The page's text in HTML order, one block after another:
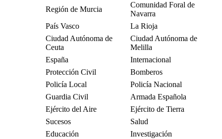
Región de Murcia
Comunidad Foral de
Navarra
País Vasco
La Rioja
Ciudad Autónoma de
Ceuta
Ciudad Autónoma de
Melilla
España
Internacional
Protección Civil
Bomberos
Policía Local
Policía Nacional
Guardia Civil
Armada Española
Ejército del Aire
Ejército de Tierra
Sucesos
Salud
Educación
Investigación